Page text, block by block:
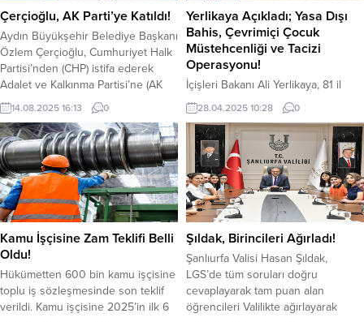
Bu koşullarda üretim
sürdürülemez. Çiftçiye acil destek
şart” dedi....
yaşattı. Şehir Tiyatrosu
sanatçılarının etkileyici
performanslarıyla sahnelenen
oyun,...
Çerçioğlu, AK Parti’ye Katıldı!
Aydın Büyükşehir Belediye Başkanı
Özlem Çerçioğlu, Cumhuriyet Halk
Partisi’nden (CHP) istifa ederek
Adalet ve Kalkınma Partisi’ne (AK
Parti) katıldı. AK Parti’nin 24. kuruluş
yıldönümü töreninde, Çerçioğlu Ak
Parti’ye katıldı. “Alnım Ak, Başım
Dik” “Topuklu Efe” lakabıyla tanınan
Çerçioğlu, AK Parti Genel
Merkezi’nde düzenlenen törende
yaptığı konuşmada, “Bundan sonra
AK Parti...
14.08.2025 16:13 0
Yerlikaya Açıkladı; Yasa Dışı
Bahis, Çevrimiçi Çocuk
Müstehcenliği ve Tacizi
Operasyonu!
İçişleri Bakanı Ali Yerlikaya, 81 il
merkezli “Yasa Dışı Bahis, Nitelikli
Dolandırıcılık, Çevrimiçi Çocuk
Müstehcenliği ve Tacizi, Bilişim
Sistemlerine Girme” suçlarına
yönelik operasyonlarda; 169
şüpheli yakalandı. Yakalanan
şüphelilerin; Sosyal medya
platformları üzerinden “düşük faizli
kredi, yüksek kazanç vaadiyle
yatırım” temalarını kullanarak
dolandırıcılık faaliyetlerinde
bulunduğu, Yasa dışı bahis ve
kumar sitelerinde...
28.04.2025 10:28 0
Kamu İşçisine Zam Teklifi Belli
Oldu!
Hükümetten 600 bin kamu işçisine
toplu iş sözleşmesinde son teklif
verildi. Kamu işçisine 2025’in ilk 6
Şıldak, Birincileri Ağırladı!
Şanlıurfa Valisi Hasan Şıldak,
LGS’de tüm soruları doğru
cevaplayarak tam puan alan
öğrencileri Valilikte ağırlayarak